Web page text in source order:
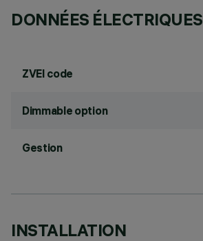
DONNÉES ÉLECTRIQUES
ZVEI code
Dimmable option
Gestion
INSTALLATION